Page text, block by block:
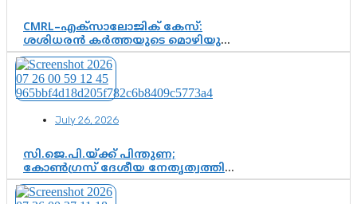
CMRL–എക്‌സാലോജിക് കേസ്:
ശശിധരൻ കർത്തയുടെ മൊഴിയുടെ
അടിസ്ഥാനത്തിൽ പിണറായി
വിജയനെ ചോദ്യം ചെയ്യുന്നതിൽ ഉടൻ
തീരുമാനം; വീണയ്‌ക്കെതിരെ
കൂടുതൽ തെളിവുകൾ പരിശോധിച്ച്
July 26, 2026
സി.ജെ.പി.യ്ക്ക് പിന്തുണ;
കോൺഗ്രസ് ദേശീയ നേതൃത്വത്തിൽ
ആശങ്കയോ? പാർട്ടിക്കുള്ളിൽ
ഭിന്നാഭിപ്രായമെന്ന വിലയിരുത്തൽ